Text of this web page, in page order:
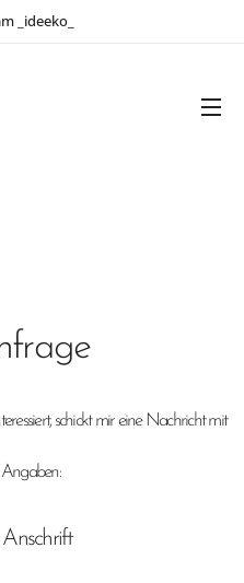
_ideeko_
schickt mir eine Nachricht mit